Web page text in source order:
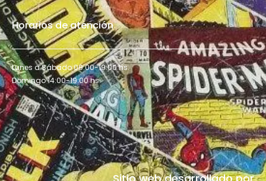
Horarios de atención
Lunes a Sábado 09:00-19:00 hs.
Domingo 14:00-19:00 hs.